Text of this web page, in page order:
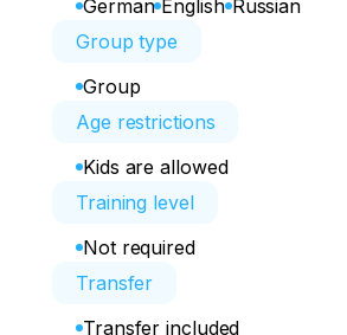
German English Russian
Group type
Group
Age restrictions
Kids are allowed
Training level
Not required
Transfer
Transfer included